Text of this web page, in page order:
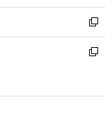
開
く
ウ
で
開
く
ン
ド
ウ
で
ウ
ィ
ン
ド
開
新
し
い
ン
新
ウ